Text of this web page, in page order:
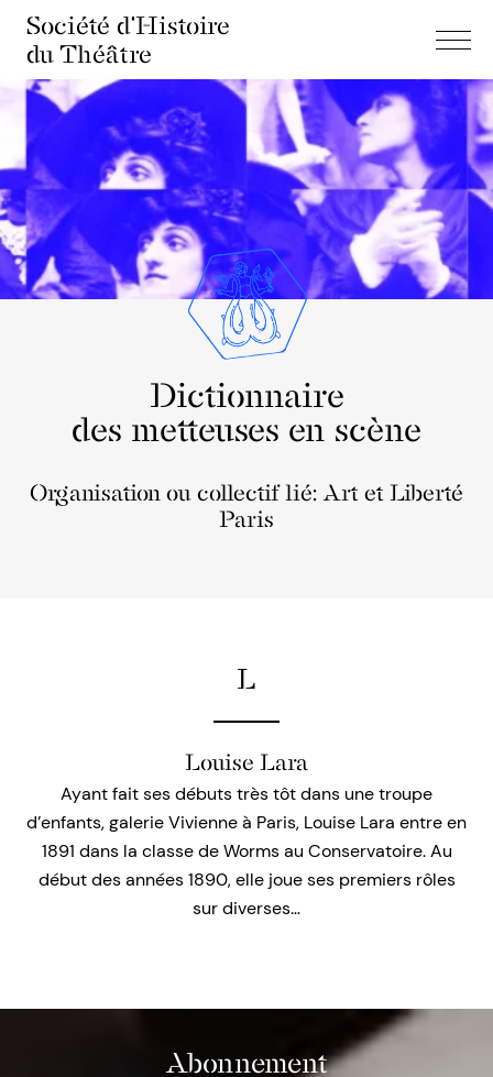
Société d'Histoire
du Théâtre
Dictionnaire
des metteuses en scène
Organisation ou collectif lié: Art et Liberté
Paris
L
Louise Lara
Ayant fait ses débuts très tôt dans une troupe
d’enfants, galerie Vivienne à Paris, Louise Lara entre en
1891 dans la classe de Worms au Conservatoire. Au
début des années 1890, elle joue ses premiers rôles
sur diverses…
Abonnement